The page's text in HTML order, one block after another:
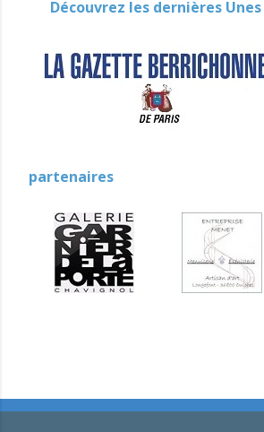
Découvrez les dernières Unes
partenaires